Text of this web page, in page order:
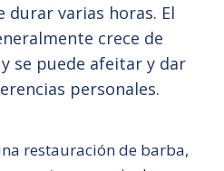
varias horas. El
crece de
se puede afeitar y dar
personales.
restauración de barba,